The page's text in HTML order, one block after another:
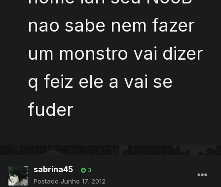
nao sabe nem fazer
um monstro vai dizer
q feiz ele a vai se
fuder
sabrina45 3
Postado Junho 17, 2012